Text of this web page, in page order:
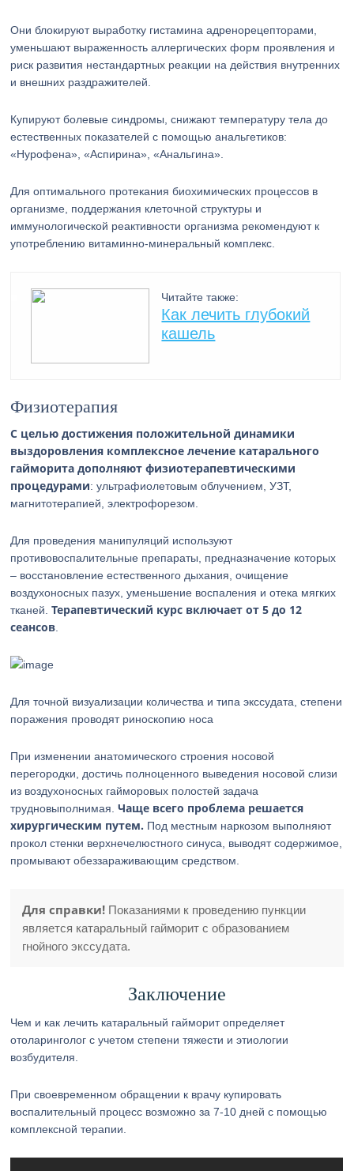
Они блокируют выработку гистамина адренорецепторами,
уменьшают выраженность аллергических форм проявления и
риск развития нестандартных реакции на действия внутренних
и внешних раздражителей.
Купируют болевые синдромы, снижают температуру тела до
естественных показателей с помощью анальгетиков:
«Нурофена», «Аспирина», «Анальгина».
Для оптимального протекания биохимических процессов в
организме, поддержания клеточной структуры и
иммунологической реактивности организма рекомендуют к
употреблению витаминно-минеральный комплекс.
Читайте также:
Как лечить глубокий
кашель
Физиотерапия
С целью достижения положительной динамики
выздоровления комплексное лечение катарального
гайморита дополняют физиотерапевтическими
процедурами: ультрафиолетовым облучением, УЗТ,
магнитотерапией, электрофорезом.
Для проведения манипуляций используют
противовоспалительные препараты, предназначение которых
– восстановление естественного дыхания, очищение
воздухоносных пазух, уменьшение воспаления и отека мягких
тканей.Терапевтический курс включает от 5 до 12
сеансов
Для точной визуализации количества и типа экссудата, степени
поражения проводят риноскопию носа
При изменении анатомического строения носовой
перегородки, достичь полноценного выведения носовой слизи
из воздухоносных гайморовых полостей задача
трудновыполнимая.Чаще всего проблема решается
хирургическим путем. Под местным наркозом выполняют
прокол стенки верхнечелюстного синуса, выводят содержимое,
промывают обеззараживающим средством.
Для справки! Показаниями к проведению пункции
является катаральный гайморит с образованием
гнойного экссудата.
Заключение
Чем и как лечить катаральный гайморит определяет
отоларинголог с учетом степени тяжести и этиологии
возбудителя.
При своевременном обращении к врачу купировать
воспалительный процесс возможно за 7-10 дней с помощью
комплексной терапии.